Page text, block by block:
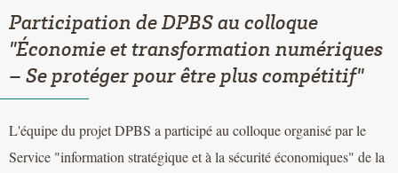
Participation de DPBS au colloque
"Économie et transformation numériques
– Se protéger pour être plus compétitif"
L'équipe du projet DPBS a participé au colloque organisé par le
Service "information stratégique et à la sécurité économiques" de la